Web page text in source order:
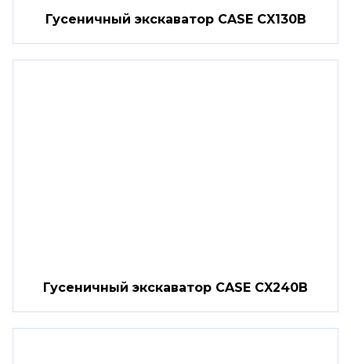
Гусеничный экскаватор CASE CX130B
Гусеничный экскаватор CASE CX240B